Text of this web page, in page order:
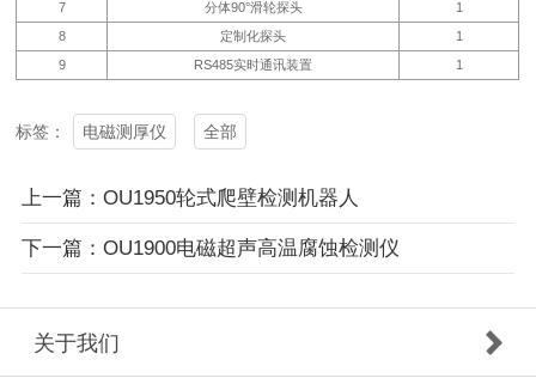
7
分体90°滑轮探头
1
8
定制化探头
1
9
RS485实时通讯装置 1
标签： 电磁测厚仪 全部
上一篇：OU1950轮式爬壁检测机器人
下一篇：OU1900电磁超声高温腐蚀检测仪
关于我们